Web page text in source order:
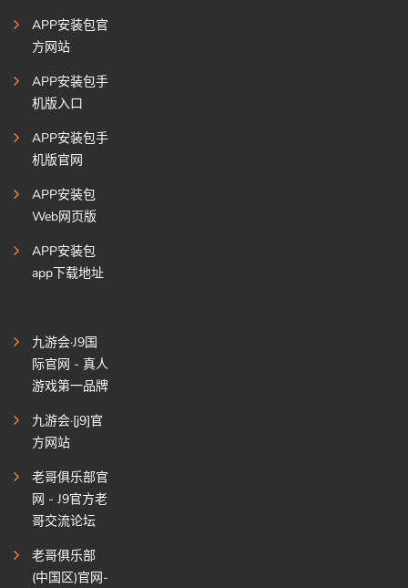
APP安装包官
方网站
APP安装包手
机版入口
APP安装包手
机版官网
APP安装包
Web网页版
APP安装包
app下载地址
九游会·J9国
际官网 - 真人
游戏第一品牌
九游会·[j9]官
方网站
老哥俱乐部官
网 - J9官方老
哥交流论坛
老哥俱乐部
(中国区)官网-